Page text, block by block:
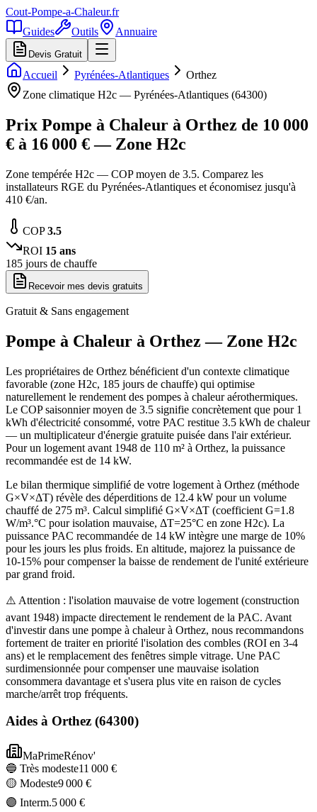
Cout-Pompe-a-Chaleur.fr
Guides
Outils Annuaire
Devis Gratuit
Accueil Pyrénées-Atlantiques
Orthez
Zone climatique H2c — Pyrénées-Atlantiques (64300)
Prix Pompe à Chaleur à Orthez de 10 000
€ à 16 000 € — Zone H2c
Zone tempérée H2c — COP moyen de 3.5. Comparez les
installateurs RGE du Pyrénées-Atlantiques et économisez jusqu'à
410 €/an.
COP3.5
ROI 15 ans
185 jours de chauffe
Recevoir mes devis gratuits
Gratuit & Sans engagement
Pompe à Chaleur à Orthez — Zone H2c
Les propriétaires de Orthez bénéficient d'un contexte climatique
favorable (zone H2c, 185 jours de chauffe) qui optimise
naturellement le rendement des pompes à chaleur aérothermiques.
Le COP saisonnier moyen de 3.5 signifie concrètement que pour 1
kWh d'électricité consommé, votre PAC restitue 3.5 kWh de chaleur
— un multiplicateur d'énergie gratuite puisée dans l'air extérieur.
Pour un logement avant 1948 de 110 m² à Orthez, la puissance
recommandée est de 14 kW.
Le bilan thermique simplifié de votre logement à Orthez (méthode
G×V×ΔT) révèle des déperditions de 12.4 kW pour un volume
chauffé de 275 m³. Calcul simplifié G×V×ΔT (coefficient G=1.8
W/m³.°C pour isolation mauvaise, ΔT=25°C en zone H2c). La
puissance PAC recommandée de 14 kW intègre une marge de 10%
pour les jours les plus froids. En altitude, majorez la puissance de
10-15% pour compenser la baisse de rendement de l'unité extérieure
par grand froid.
⚠️ Attention : l'isolation mauvaise de votre logement (construction
avant 1948) impacte directement le rendement de la PAC. Avant
d'investir dans une pompe à chaleur à Orthez, nous recommandons
fortement de traiter en priorité l'isolation des combles (ROI en 3-4
ans) et le remplacement des fenêtres simple vitrage. Une PAC
surdimensionnée pour compenser une mauvaise isolation
consommera davantage et s'usera plus vite en raison de cycles
marche/arrêt trop fréquents.
Aides à Orthez (64300)
MaPrimeRénov'
🔵 Très modeste11 000 €
🟡 Modeste9 000 €
🟣 Interm.5 000 €